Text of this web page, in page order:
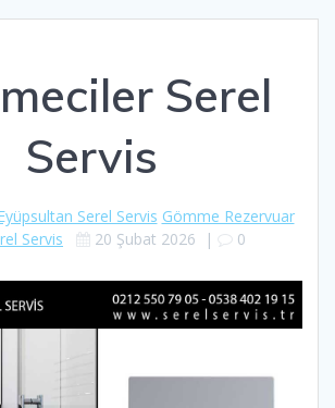
Serel
Servis
Serel Servis Gömme Rezervuar
Servis 20 Şubat 2026 | 0